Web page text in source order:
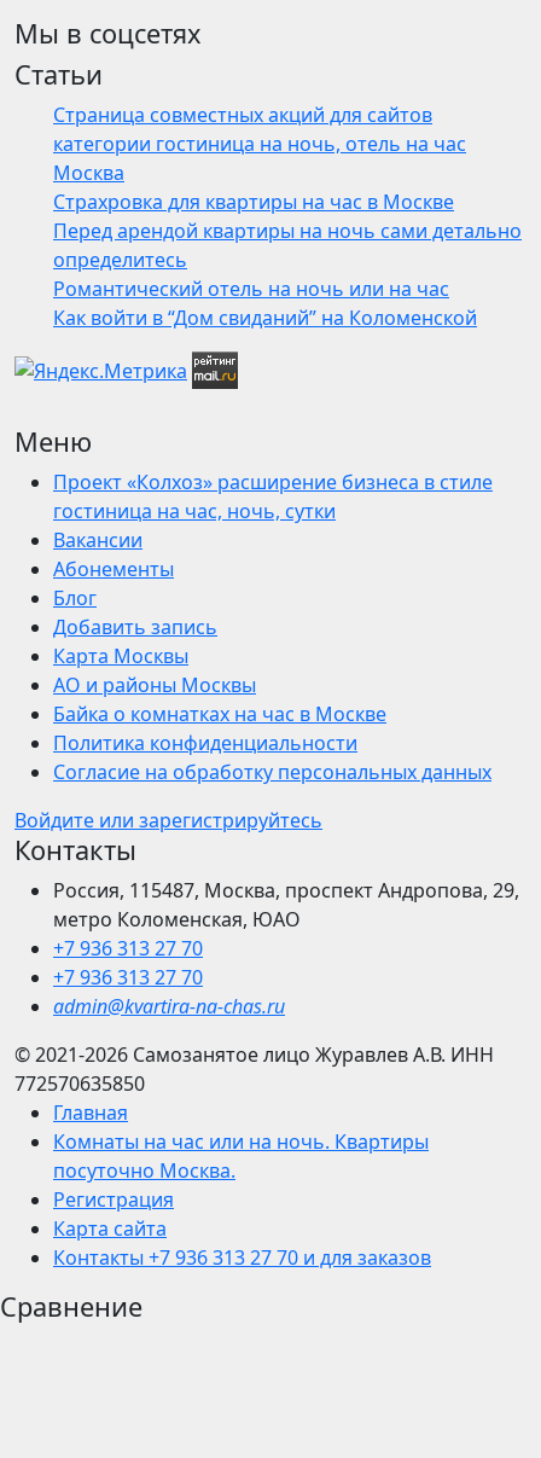
Мы в соцсетях
Статьи
Страница совместных акций для сайтов
категории гостиница на ночь, отель на час
Москва
Страхровка для квартиры на час в Москве
Перед арендой квартиры на ночь сами детально
определитесь
Романтический отель на ночь или на час
Как войти в “Дом свиданий” на Коломенской
Меню
Проект «Колхоз» расширение бизнеса в стиле
гостиница на час, ночь, сутки
Вакансии
Абонементы
Блог
Добавить запись
Карта Москвы
АО и районы Москвы
Байка о комнатках на час в Москве
Политика конфиденциальности
Согласие на обработку персональных данных
Войдите или зарегистрируйтесь
Контакты
Россия, 115487, Москва, проспект Андропова, 29,
метро Коломенская, ЮАО
+7 936 313 27 70
+7 936 313 27 70
admin@kvartira-na-chas.ru
© 2021-2026 Самозанятое лицо Журавлев А.В. ИНН
772570635850
Главная
Комнаты на час или на ночь. Квартиры
посуточно Москва.
Регистрация
Карта сайта
Контакты +7 936 313 27 70 и для заказов
Сравнение